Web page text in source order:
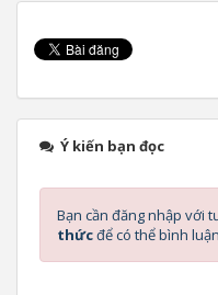
Ý kiến bạn đọc
Bạn cần đăng nhập với
thứcđể có thể bình luận